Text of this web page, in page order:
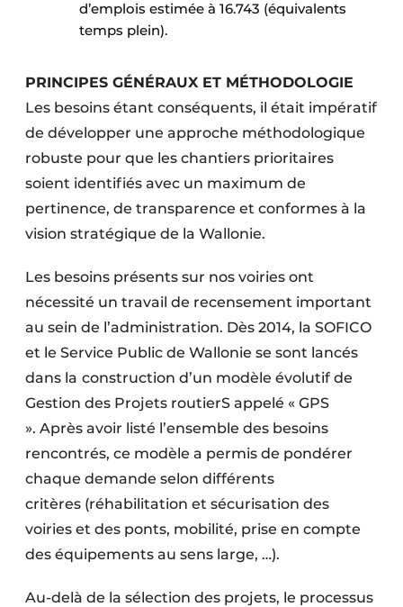
d’emplois estimée à 16.743 (équivalents
temps plein).
PRINCIPES GÉNÉRAUX ET MÉTHODOLOGIE
Les besoins étant conséquents, il était impératif
de développer une approche méthodologique
robuste pour que les chantiers prioritaires
soient identifiés avec un maximum de
pertinence, de transparence et conformes à la
vision stratégique de la Wallonie.
Les besoins présents sur nos voiries ont
nécessité un travail de recensement important
au sein de l’administration. Dès 2014, la SOFICO
et le Service Public de Wallonie se sont lancés
dans la construction d’un modèle évolutif de
Gestion des Projets routierS appelé « GPS
». Après avoir listé l’ensemble des besoins
rencontrés, ce modèle a permis de pondérer
chaque demande selon différents
critères (réhabilitation et sécurisation des
voiries et des ponts, mobilité, prise en compte
des équipements au sens large, …).
Au-delà de la sélection des projets, le processus